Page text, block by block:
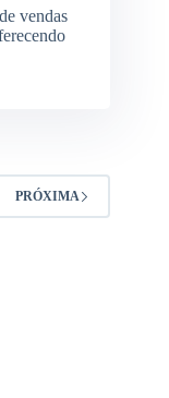
vendas
PRÓXIMA